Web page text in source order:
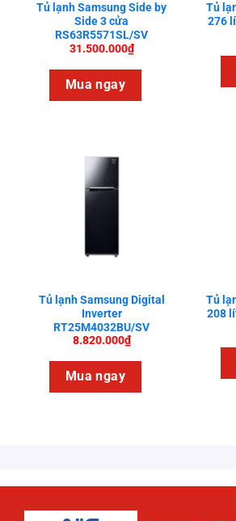
Tủ lạnh Samsung Side by
Side 3 cửa
RS63R5571SL/SV
31.500.000₫
Mua ngay
Tủ
276
Tủ lạnh Samsung Digital
Inverter
RT25M4032BU/SV
8.820.000₫
Mua ngay
Tủ
208